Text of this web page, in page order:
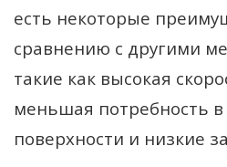
есть некоторые
сравнению с другими
такие как высокая
меньшая потребность в
поверхности и низкие